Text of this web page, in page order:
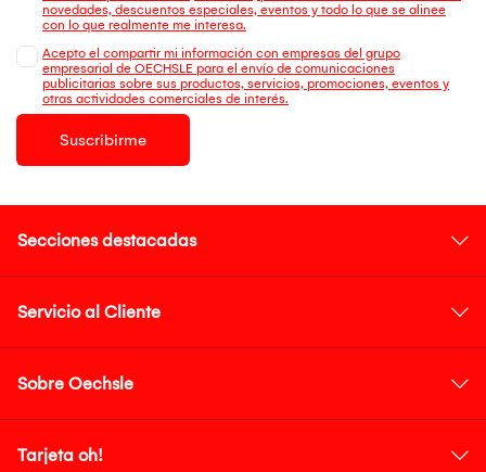
novedades, descuentos especiales, eventos y todo lo que se alinee
con lo que realmente me interesa.
Acepto el compartir mi información con empresas del grupo
empresarial de OECHSLE para el envío de comunicaciones
publicitarias sobre sus productos, servicios, promociones, eventos y
otras actividades comerciales de interés.
Suscribirme
Secciones destacadas
Servicio al Cliente
Sobre Oechsle
Tarjeta oh!